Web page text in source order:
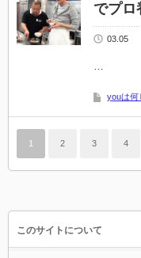
でプロ
03.05
…
youは何
1 2 3 4
このサイトについて